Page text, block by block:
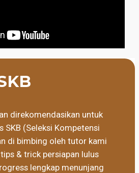
direkomendasikan untuk
SKB (Seleksi Kompetensi
di bimbing oleh tutor kami
& trick persiapan lulus
lengkap menunjang